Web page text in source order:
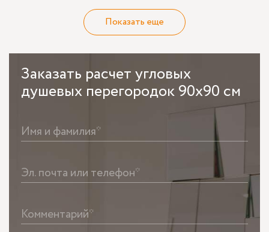
Показать еще
Заказать расчет угловых
душевых перегородок 90х90 см
Имя и фамилия*
Эл. почта или телефон*
Комментарий*